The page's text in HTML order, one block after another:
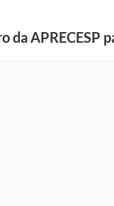
APRECESP